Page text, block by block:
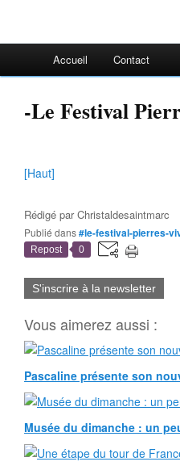
Accueil Contact
-Le Festival
[Haut]
Rédigé parChristaldesaintmarc
Publié dans#le-festival-pierres-
Repost 0
S'inscrire à la newsletter
Vous aimerez aussi :
Pascaline présente son
Musée du dimanche : un